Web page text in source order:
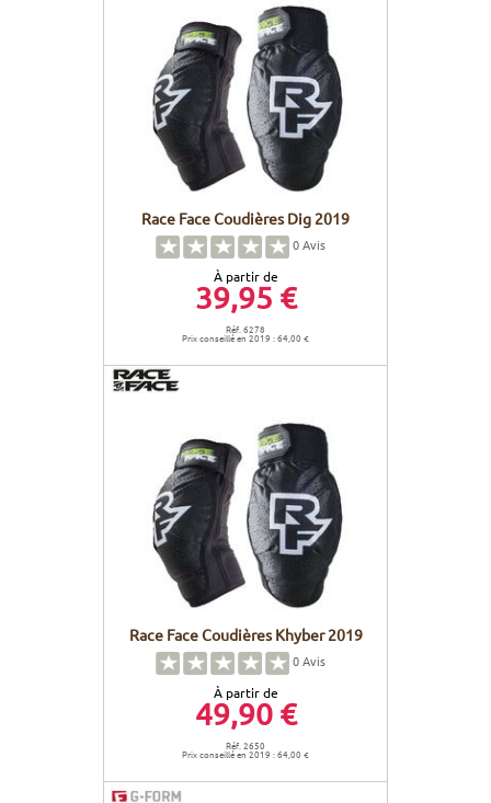
Race Face Coudières Dig 2019
0Avis
À partir de
39,95 €
Réf. 6278
Prix conseillé en 2019 : 64,00 €
Race Face Coudières Khyber 2019
0Avis
À partir de
49,90 €
Réf. 2650
Prix conseillé en 2019 : 64,00 €